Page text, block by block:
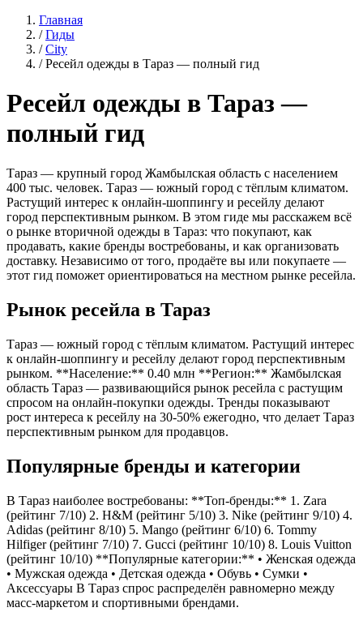
Главная
/ Гиды
/ City
/ Ресейл одежды в Тараз — полный гид
Ресейл одежды в Тараз —
полный гид
Тараз — крупный город Жамбылская область с населением
400 тыс. человек. Тараз — южный город с тёплым климатом.
Растущий интерес к онлайн-шоппингу и ресейлу делают
город перспективным рынком. В этом гиде мы расскажем всё
о рынке вторичной одежды в Тараз: что покупают, как
продавать, какие бренды востребованы, и как организовать
доставку. Независимо от того, продаёте вы или покупаете —
этот гид поможет ориентироваться на местном рынке ресейла.
Рынок ресейла в Тараз
Тараз — южный город с тёплым климатом. Растущий интерес
к онлайн-шоппингу и ресейлу делают город перспективным
рынком. **Население:** 0.40 млн **Регион:** Жамбылская
область Тараз — развивающийся рынок ресейла с растущим
спросом на онлайн-покупки одежды. Тренды показывают
рост интереса к ресейлу на 30-50% ежегодно, что делает Тараз
перспективным рынком для продавцов.
Популярные бренды и категории
В Тараз наиболее востребованы: **Топ-бренды:** 1. Zara
(рейтинг 7/10) 2. H&M (рейтинг 5/10) 3. Nike (рейтинг 9/10) 4.
Adidas (рейтинг 8/10) 5. Mango (рейтинг 6/10) 6. Tommy
Hilfiger (рейтинг 7/10) 7. Gucci (рейтинг 10/10) 8. Louis Vuitton
(рейтинг 10/10) **Популярные категории:** • Женская одежда
• Мужская одежда • Детская одежда • Обувь • Сумки •
Аксессуары В Тараз спрос распределён равномерно между
масс-маркетом и спортивными брендами.